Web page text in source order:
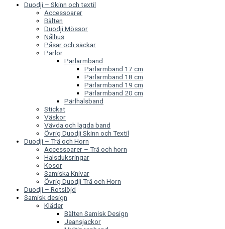
Duodji – Skinn och textil
Accessoarer
Bälten
Duodji Mössor
Nålhus
Påsar och säckar
Pärlor
Pärlarmband
Pärlarmband 17 cm
Pärlarmband 18 cm
Pärlarmband 19 cm
Pärlarmband 20 cm
Pärlhalsband
Stickat
Väskor
Vävda och lagda band
Övrig Duodji Skinn och Textil
Duodji – Trä och Horn
Accessoarer – Trä och horn
Halsduksringar
Kosor
Samiska Knivar
Övrig Duodji Trä och Horn
Duodji – Rotslöjd
Samisk design
Kläder
Bälten Samisk Design
Jeansjackor